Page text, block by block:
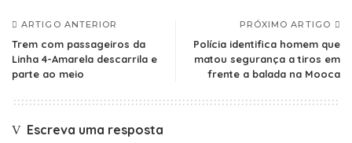
ARTIGO ANTERIOR
Trem com passageiros da
Linha 4-Amarela descarrila e
parte ao meio
PRÓXIMO ARTIGO
Polícia identifica homem que
matou segurança a tiros em
frente a balada na Mooca
Escreva uma resposta